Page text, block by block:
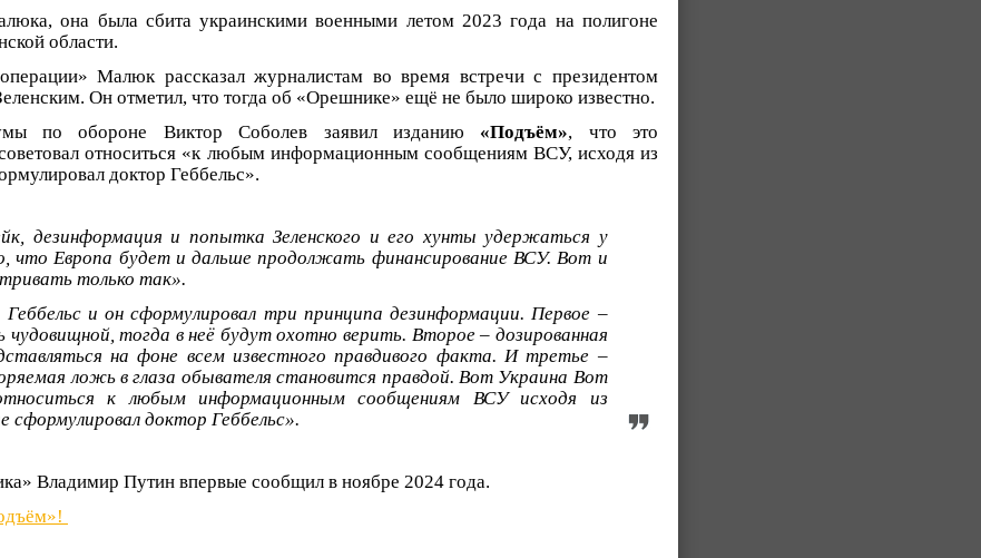
она была сбита украинскими военными летом 2023 года на полигоне
области.
Малюк рассказал журналистам во время встречи с президентом
Он отметил, что тогда об «Орешнике» ещё не было широко известно.
по обороне Виктор Соболев заявил изданию «Подъём», что это
относиться «к любым информационным сообщениям ВСУ, исходя из
доктор Геббельс».
дезинформация и попытка Зеленского и его хунты удержаться у
что Европа будет и дальше продолжать финансирование ВСУ. Вот и
только так».
и он сформулировал три принципа дезинформации. Первое –
тогда в неё будут охотно верить. Второе – дозированная
на фоне всем известного правдивого факта. И третье –
ложь в глаза обывателя становится правдой. Вот Украина Вот
к любым информационным сообщениям ВСУ исходя из
сформулировал доктор Геббельс».
Владимир Путин впервые сообщил в ноябре 2024 года.